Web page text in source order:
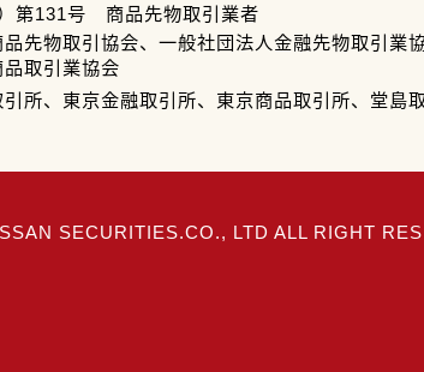
第131号 商品先物取引業者
先物取引協会、一般社団法人金融先物取引業
取引業協会
所、東京金融取引所、東京商品取引所、堂島
SECURITIES.CO., LTD ALL RIGHT